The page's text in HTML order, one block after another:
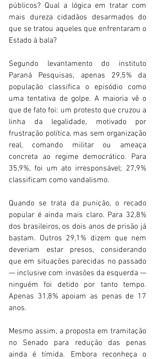
públicos? Qual a lógica em tratar com
mais dureza cidadãos desarmados do
que se tratou aqueles que enfrentaram o
Estado à bala?
Segundo levantamento do instituto
Paraná Pesquisas, apenas 29,5% da
população classifica o episódio como
uma tentativa de golpe. A maioria vê o
que de fato foi: um protesto que cruzou a
linha da legalidade, motivado por
frustração política, mas sem organização
real, comando militar ou ameaça
concreta ao regime democrático. Para
35,9%, foi um ato irresponsável; 27,9%
classificam como vandalismo.
Quando se trata da punição, o recado
popular é ainda mais claro. Para 32,8%
dos brasileiros, os dois anos de prisão já
bastam. Outros 29,1% dizem que nem
deveriam estar presos, considerando
que em situações parecidas no passado
— inclusive com invasões da esquerda —
ninguém foi detido por tanto tempo.
Apenas 31,8% apoiam as penas de 17
anos.
Mesmo assim, a proposta em tramitação
no Senado para redução das penas
ainda é tímida. Embora reconheça o